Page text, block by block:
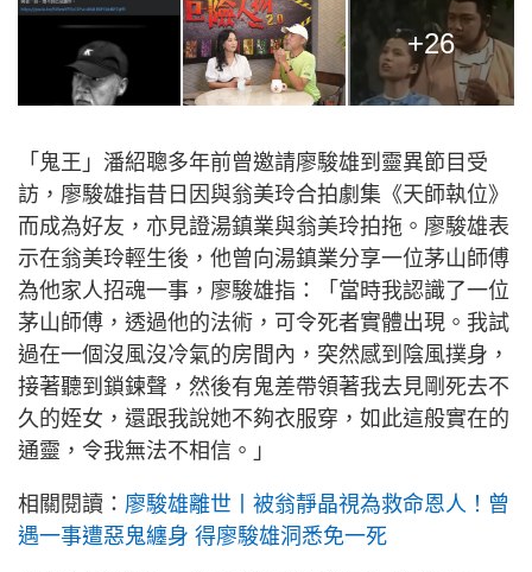
+26
「鬼王」潘紹聰多年前曾邀請廖駿雄到靈異節目受
訪，廖駿雄指昔日因與翁美玲合拍劇集《天師執位》
而成為好友，亦見證湯鎮業與翁美玲拍拖。廖駿雄表
示在翁美玲輕生後，他曾向湯鎮業分享一位茅山師傅
為他家人招魂一事，廖駿雄指：「當時我認識了一位
茅山師傅，透過他的法術，可令死者實體出現。我試
過在一個沒風沒冷氣的房間內，突然感到陰風撲身，
接著聽到鎖鍊聲，然後有鬼差帶領著我去見剛死去不
久的姪女，還跟我說她不夠衣服穿，如此這般實在的
通靈，令我無法不相信。」
相關閱讀： 廖駿雄離世丨被翁靜晶視為救命恩人！曾
遇一事遭惡鬼纏身 得廖駿雄洞悉免一死